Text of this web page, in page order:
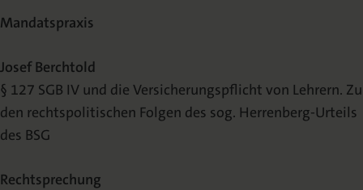
Mandatspraxis
Josef Berchtold
§ 127 SGB IV und die Versicherungspflicht von Lehrern. Zu
den rechtspolitischen Folgen des sog. Herrenberg-Urteils
des BSG
Rechtsprechung